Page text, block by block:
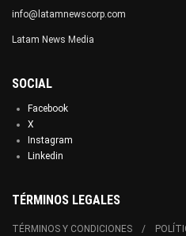
info@latamnewscorp.com
Latam News Media
SOCIAL
Facebook
X
Instagram
Linkedin
TÉRMINOS LEGALES
TÉRMINOS Y CONDICIONES